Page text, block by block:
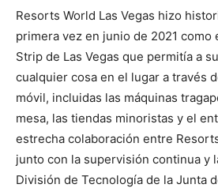
Resorts World Las Vegas hizo
primera vez en junio de 2021 como
Strip de Las Vegas que permitía a
cualquier cosa en el lugar a través
móvil, incluidas las máquinas
mesa, las tiendas minoristas y el
estrecha colaboración entre
junto con la supervisión continua y
División de Tecnología de la Junta